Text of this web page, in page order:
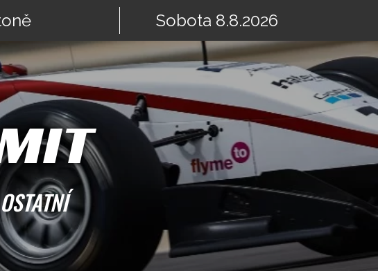
Sobota 8.8.2026
OSTATNÍ